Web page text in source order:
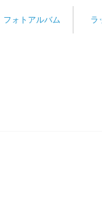
フォトアルバム ラ